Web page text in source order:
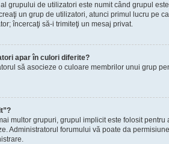
grupului de utilizatori este numit când grupul
un grup de utilizatori, atunci primul lucru pe
încercaţi să-i trimiteţi un mesaj privat.
apar în culori diferite?
să asocieze o culoare membrilor unui grup
multor grupuri, grupul implicit este folosit
Administratorul forumului vă poate da